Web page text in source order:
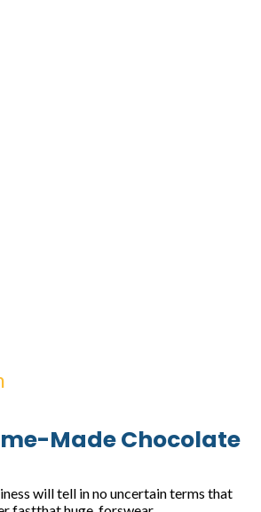
Made Chocolate
will tell in no uncertain terms that